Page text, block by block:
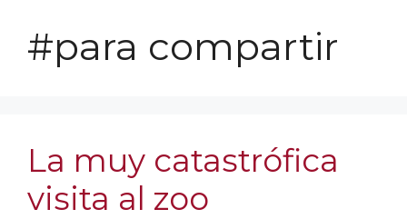
#para compartir
La muy catastrófica
visita al zoo